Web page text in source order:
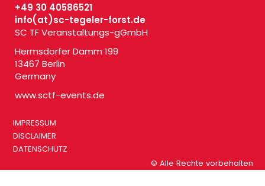
+49 30 40586521
info(at)sc-tegeler-forst.de
SC TF Veranstaltungs-gGmbH
Hermsdorfer Damm 199
13467 Berlin
Germany
www.sctf-events.de
IMPRESSUM
DISCLAIMER
DATENSCHUTZ
© Alle Rechte vorbehalten